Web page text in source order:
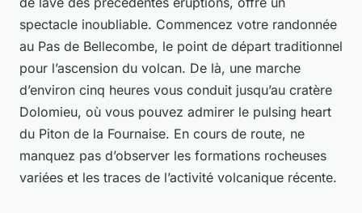
spectacle inoubliable. Commencez votre randonnée
au Pas de Bellecombe, le point de départ traditionnel
pour l’ascension du volcan. De là, une marche
d’environ cinq heures vous conduit jusqu’au cratère
Dolomieu, où vous pouvez admirer le pulsing heart
du Piton de la Fournaise. En cours de route, ne
manquez pas d’observer les formations rocheuses
variées et les traces de l’activité volcanique récente.